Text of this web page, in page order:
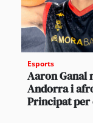
Esports
Aaron Ganal
Andorra i
Principat